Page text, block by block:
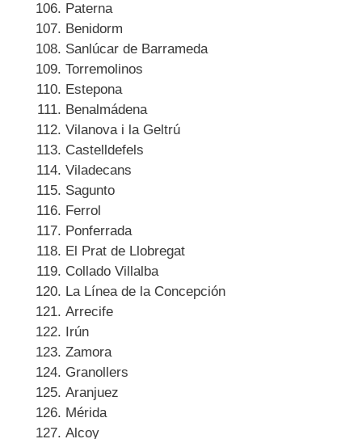
Paterna
Benidorm
Sanlúcar de Barrameda
Torremolinos
Estepona
Benalmádena
Vilanova i la Geltrú
Castelldefels
Viladecans
Sagunto
Ferrol
Ponferrada
El Prat de Llobregat
Collado Villalba
La Línea de la Concepción
Arrecife
Irún
Zamora
Granollers
Aranjuez
Mérida
Alcoy